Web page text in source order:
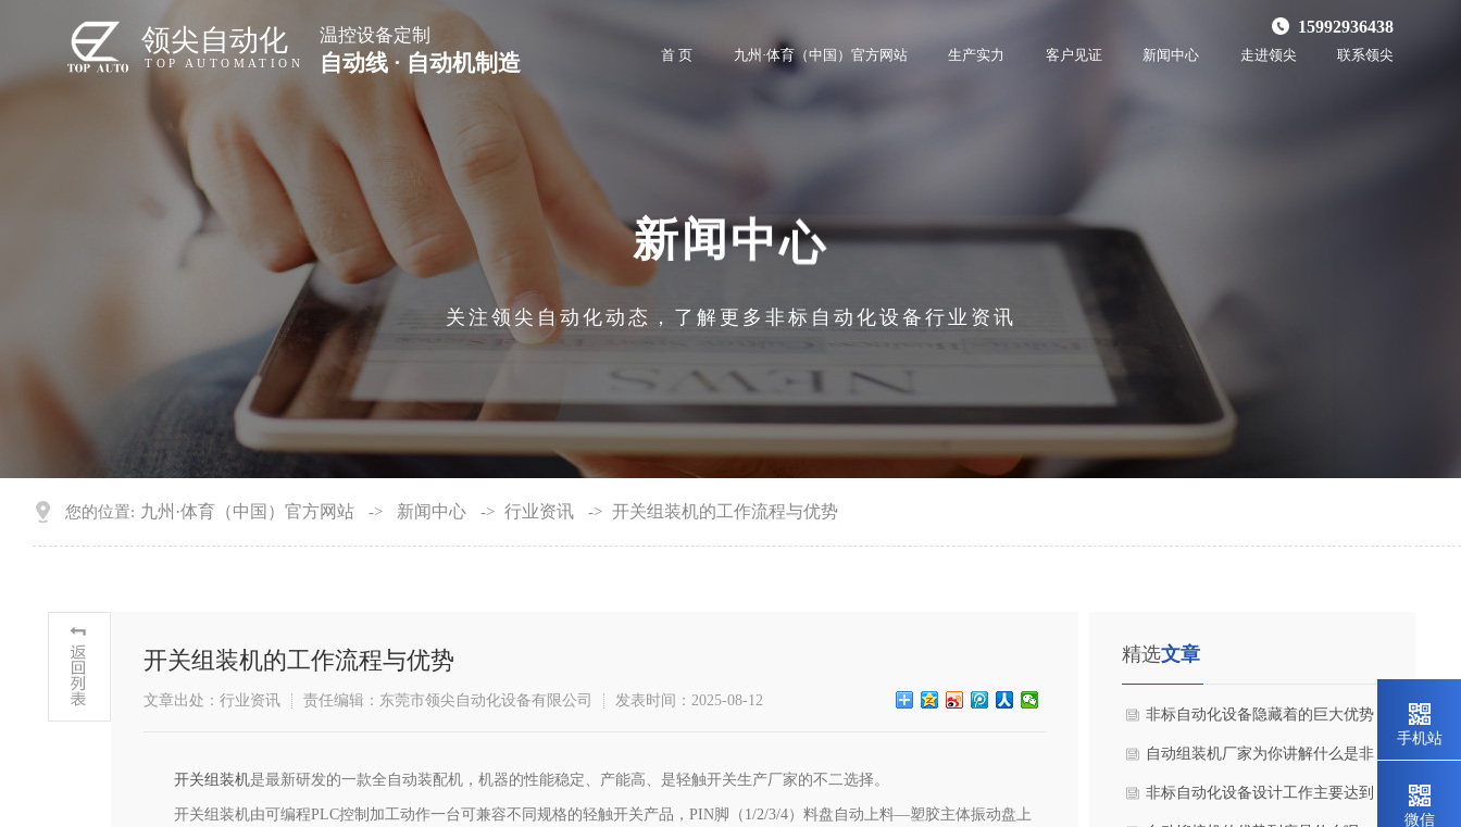
领尖自动化
TOP AUTOMATION
温控设备定制
自动线 · 自动机制造 首 页 九州·体育（中国）官方网站 生产实力 客户见证 新闻中心 走进领尖 联系领尖
15992936438
新闻中心
关注领尖自动化动态，了解更多非标自动化设备行业资讯
您的位置: 九州·体育（中国）官方网站 -> 新闻中心 -> 行业资讯 -> 开关组装机的工作流程与优势
开关组装机的工作流程与优势
文章出处：行业资讯 责任编辑：东莞市领尖自动化设备有限公司 发表时间：2025-08-12
开关组装机是最新研发的一款全自动装配机，机器的性能稳定、产能高、是轻触开关生产厂家的不二选择。
开关组装机由可编程PLC控制加工动作一台可兼容不同规格的轻触开关产品，PIN脚（1/2/3/4）料盘自动上料—塑胶主体振动盘上
精选文章
非标自动化设备隐藏着的巨大优势
和特点
自动组装机厂家为你讲解什么是非
标自动化设备
非标自动化设备设计工作主要达到
手机站
微信
手机站
微信